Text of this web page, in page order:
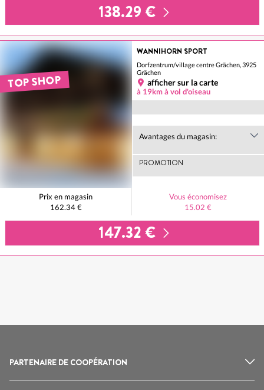
138.29 €
TOP SHOP
WANNIHORN SPORT
Dorfzentrum/village centre Grächen, 3925
Grächen
afficher sur la carte
à 19km à vol d'oiseau
Avantages du magasin:
PROMOTION
Prix en magasin
162.34 €
Vous économisez
15.02 €
147.32 €
PARTENAIRE DE COOPÉRATION